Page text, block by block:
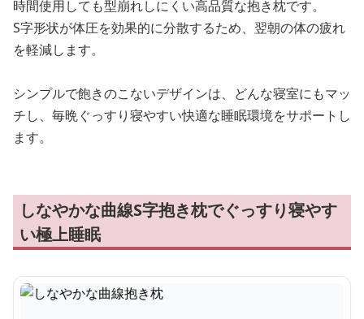
時間使用しても型崩れしにくい高品質な抱き枕です。
S字形状が体圧を効果的に分散するため、翌朝の体の疲れ
を軽減します。
シンプルで飽きのこないデザインは、どんな寝室にもマッ
チし、毎晩ぐっすり寝やすい快適な睡眠環境をサポートし
ます。
しなやかな曲線S字抱き枕でぐっすり寝やす
い極上睡眠